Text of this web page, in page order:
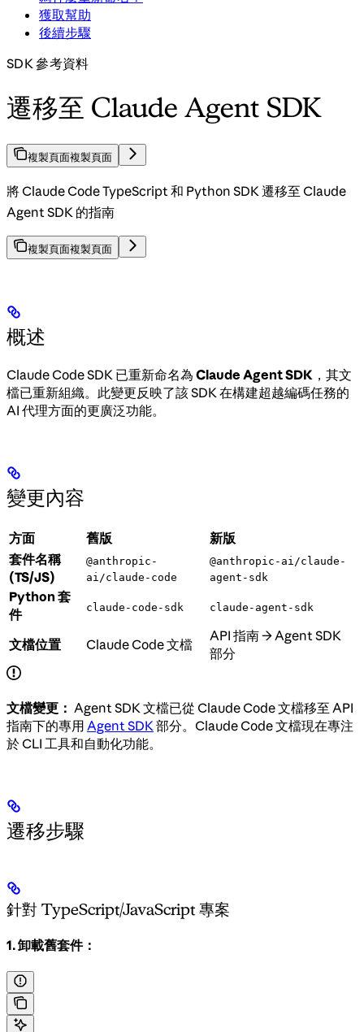
獲取幫助
後續步驟
SDK 參考資料
遷移至 Claude Agent SDK
複製頁面複製頁面
將 Claude Code TypeScript 和 Python SDK 遷移至 Claude
Agent SDK 的指南
複製頁面複製頁面
概述
Claude Code SDK 已重新命名為 Claude Agent SDK ，其文
檔已重新組織。此變更反映了該 SDK 在構建超越編碼任務的
AI 代理方面的更廣泛功能。
變更內容
方面 舊版
新版
套件名稱
(TS/JS)
@anthropic-
ai/claude-code
@anthropic-ai/claude-
agent-sdk
Python 套
件
claude-code-sdk claude-agent-sdk
文檔位置 Claude Code 文檔
API 指南 → Agent SDK
部分
文檔變更： Agent SDK 文檔已從 Claude Code 文檔移至 API
指南下的專用 Agent SDK 部分。Claude Code 文檔現在專注
於 CLI 工具和自動化功能。
遷移步驟
針對 TypeScript/JavaScript 專案
1. 卸載舊套件：